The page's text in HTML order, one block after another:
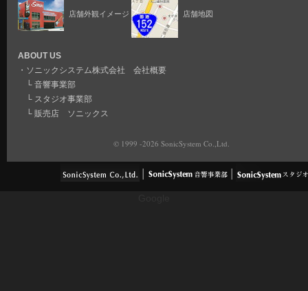
店舗外観イメージ 店舗地図
ABOUT US
・ ソニックシステム株式会社 会社概要
└ 音響事業部
└ スタジオ事業部
└ 販売店 ソニックス
© 1999 -2026 SonicSystem Co.,Ltd.